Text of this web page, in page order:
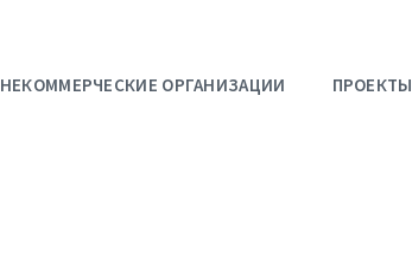
НЕКОММЕРЧЕСКИЕ ОРГАНИЗАЦИИ ПРОЕКТЫ